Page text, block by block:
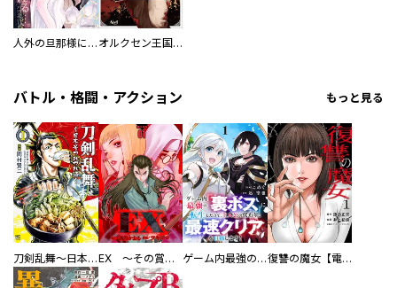
人外の旦那様に娶られ毎晩ナカまで愛される…。アンソロジー オルクセン王国史
バトル・格闘・アクション もっと見る
刀剣乱舞～日本号つれづれ酒～ EX ～その賞金稼ぎは、世界の出口を探す～【単行本版】 ゲーム内最強の『裏ボス』に転生したので、主人公の代わりに最速クリアを目指します！【電子単行本版】 復讐の魔女【電子単行本版】